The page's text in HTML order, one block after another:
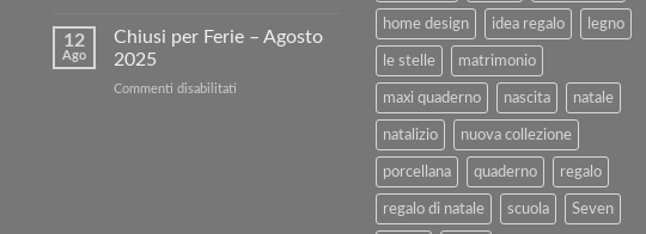
con
PASQUA
12
Ago
Chiusi per Ferie – Agosto
2025
Commenti disabilitati
home design idea regalo legno
le stelle matrimonio
maxi quaderno nascita natale
natalizio nuova collezione
porcellana quaderno regalo
regalo di natale scuola Seven